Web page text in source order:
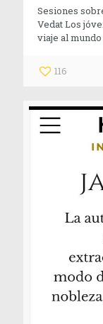
Sesiones
Vedat Los
viaje al
116